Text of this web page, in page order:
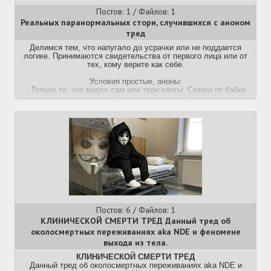
Постов: 1 / Файлов: 1
Реальных паранормальных стори, случившихся с аноном
тред
Делимся тем, что напугало до усрачки или не поддается
логике. Принимаются свидетельства от первого лица или от
тех, кому верите как себе.
Условия простые, аноны:
- Только то, что видел сам или твои кенты. Сказки от бабки
спидозной шлюхи идут нахуй.
- Мамкины писатели и графоманы, выдумывающие сюжеты на
ходу, могут скипать тред.
Дискасс.
Постов: 6 / Файлов: 1
КЛИНИЧЕСКОЙ СМЕРТИ ТРЕД Данный тред об
околосмертных переживаниях aka NDE и феномене
выхода из тела.
КЛИНИЧЕСКОЙ СМЕРТИ ТРЕД
Данный тред об околосмертных переживаниях aka NDE и